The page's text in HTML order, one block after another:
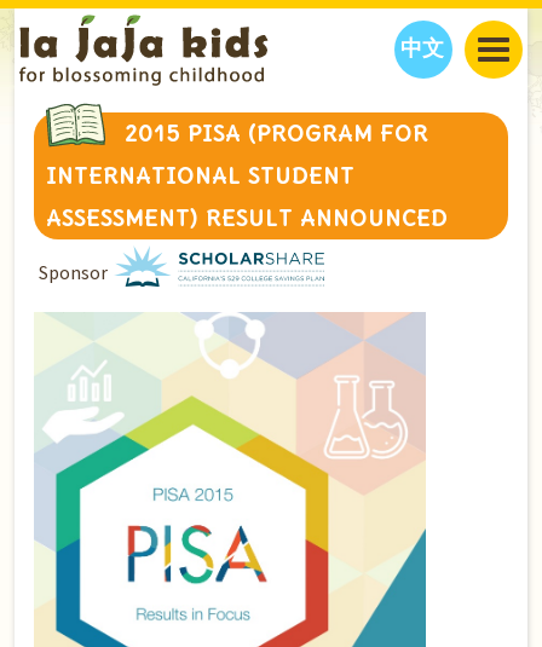
中文
JAJA’S WORLD
CLASSES
INTERVIEWS
CALENDAR
EVENTS
THINGS TO DO
JAJA’S PICKS
FAMILY WELLNESS
EDUCATION
OUR STORY
CONTACT US
PARTNERS
SHOP N
2015 PISA (PROGRAM FOR
INTERNATIONAL STUDENT
ASSESSMENT) RESULT ANNOUNCED
Sponsor